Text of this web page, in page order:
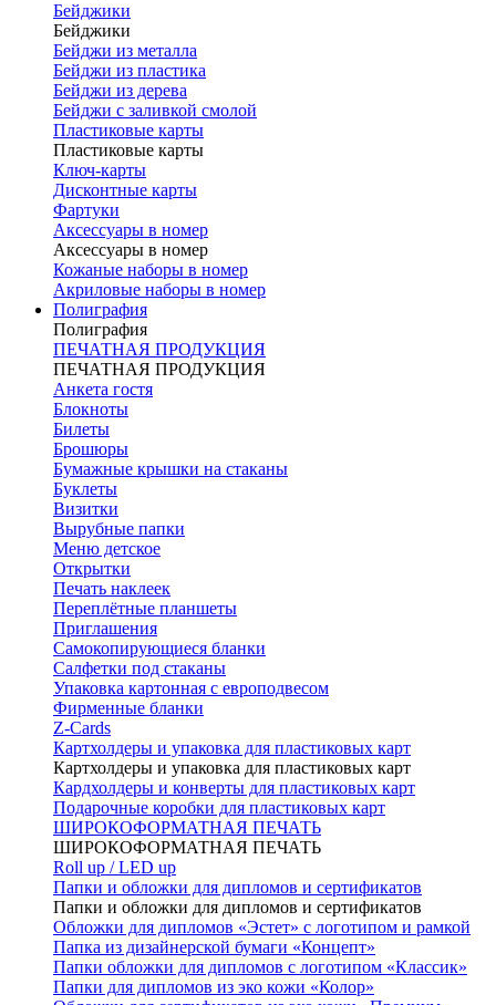
Бейджики
Бейджики
Бейджи из металла
Бейджи из пластика
Бейджи из дерева
Бейджи с заливкой смолой
Пластиковые карты
Пластиковые карты
Ключ-карты
Дисконтные карты
Фартуки
Аксессуары в номер
Аксессуары в номер
Кожаные наборы в номер
Акриловые наборы в номер
Полиграфия
Полиграфия
ПЕЧАТНАЯ ПРОДУКЦИЯ
ПЕЧАТНАЯ ПРОДУКЦИЯ
Анкета гостя
Блокноты
Билеты
Брошюры
Бумажные крышки на стаканы
Буклеты
Визитки
Вырубные папки
Меню детское
Открытки
Печать наклеек
Переплётные планшеты
Приглашения
Самокопирующиеся бланки
Салфетки под стаканы
Упаковка картонная с европодвесом
Фирменные бланки
Z-Cards
Картхолдеры и упаковка для пластиковых карт
Картхолдеры и упаковка для пластиковых карт
Кардхолдеры и конверты для пластиковых карт
Подарочные коробки для пластиковых карт
ШИРОКОФОРМАТНАЯ ПЕЧАТЬ
ШИРОКОФОРМАТНАЯ ПЕЧАТЬ
Roll up / LED up
Папки и обложки для дипломов и сертификатов
Папки и обложки для дипломов и сертификатов
Обложки для дипломов «Эстет» с логотипом и рамкой
Папка из дизайнерской бумаги «Концепт»
Папки обложки для дипломов с логотипом «Классик»
Папки для дипломов из эко кожи «Колор»